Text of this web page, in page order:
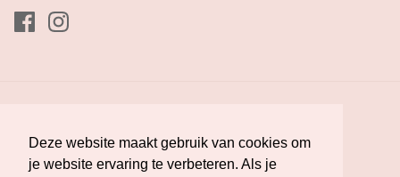
Deze website maakt gebruik van cookies om
je website ervaring te verbeteren. Als je
Deze website maakt gebruik van cookies om
je website ervaring te verbeteren. Als je